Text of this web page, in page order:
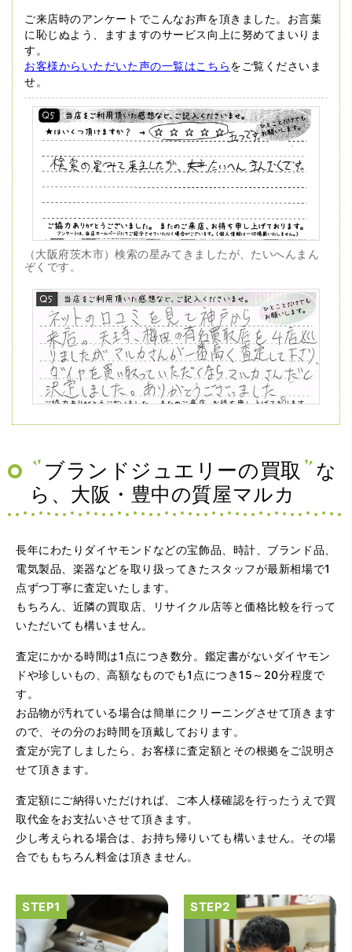
ご来店時のアンケートでこんなお声を頂きました。 お言葉
に恥じぬよう、ますますのサービス向上に努めてまいりま
す。
お客様からいただいた声の一覧はこちらをご覧くださいま
せ。
（大阪府茨木市）検索の星みてきましたが、たいへんまん
ぞくです。
（大阪府大阪市）問い合わせから非常に分かり易く、安心
りました。
（大阪府大阪市）とてもプロな鑑定士さんがいて的確にア
ドバイスや買取りを暖かい人柄で行ってくれます。 親切に
なって頂いてありがとうございます! お店の雰囲気もやらし
さがなく、とても入ってゆっくりできる落ちついた敷居の
高いお店です。また鑑定士さんに会いたいです。
ブランドジュエリーの買取
な
ら、大阪・豊中の質屋マルカ
長年にわたりダイヤモンドなどの宝飾品、時計、ブランド品、
電気製品、楽器などを取り扱ってきたスタッフが最新相場で1
点ずつ丁寧に査定いたします。
もちろん、近隣の買取店、リサイクル店等と価格比較を行って
いただいても構いません。
査定にかかる時間は1点につき数分。鑑定書がないダイヤモン
ドや珍しいもの、高額なものでも1点につき15～20分程度で
す。
お品物が汚れている場合は簡単にクリーニングさせて頂きます
ので、その分のお時間を頂戴しております。
査定が完了しましたら、お客様に査定額とその根拠をご説明さ
せて頂きます。
査定額にご納得いただければ、ご本人様確認を行ったうえで買
取代金をお支払いさせて頂きます。
少し考えられる場合は、お持ち帰りいても構いません。その場
合でももちろん料金は頂きません。